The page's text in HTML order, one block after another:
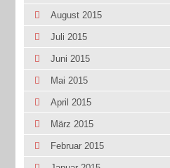
August 2015
Juli 2015
Juni 2015
Mai 2015
April 2015
März 2015
Februar 2015